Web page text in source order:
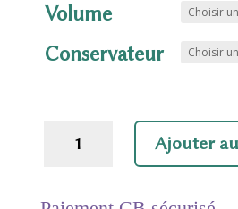
9,00 €
14,00 €
Volume
Conservateur
Ajouter